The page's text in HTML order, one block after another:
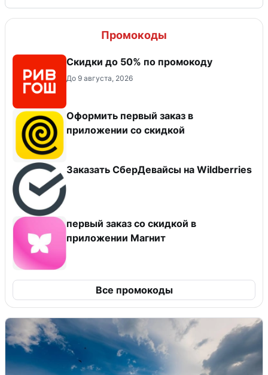
Промокоды
Скидки до 50% по промокоду
До 9 августа, 2026
Оформить первый заказ в
приложении со скидкой
Заказать СберДевайсы на Wildberries
первый заказ со скидкой в
приложении Магнит
Все промокоды